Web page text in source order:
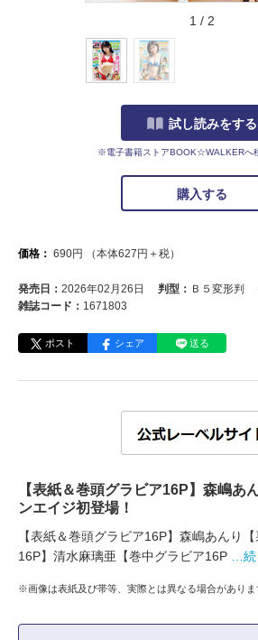
1 / 2
試し読みをする
※電子書籍ストアBOOK☆WALKERへ
購入する
価格： 690円 （本体627 円＋税）
発売日： 2026年02月26日 判型： Ｂ５変形判
雑誌コード： 1671803
ポスト シェア 送る
【表紙＆巻頭グラビア16P】森嶋あ
ンエイジ初登場！
【表紙＆巻頭グラビア16P】森嶋あんり
16P】清水麻璃亜【巻中グラビア16P
…
※画像は表紙及び帯等、実際とは異なる場合がありま